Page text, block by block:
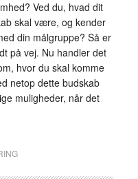
Ved du, hvad dit
skal være, og kender
din målgruppe? Så er
på vej. Nu handler det
hvor du skal komme
netop dette budskab
muligheder, når det